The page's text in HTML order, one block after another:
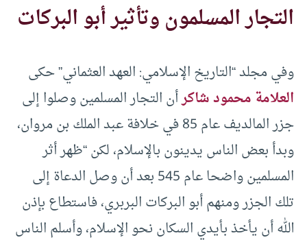
التجار المسلمون وتأثير أبو البركات
وفي مجلد “التاريخ الإسلامي: العهد العثماني” حكى
العلامة محمود شاكرأن التجار المسلمين وصلوا إلى
جزر المالديف عام 85 في خلافة عبد الملك بن مروان،
وبدأ بعض الناس يدينون بالإسلام، لكن “ظهر أثر
المسلمين واضحا عام 545 بعد أن وصل الدعاة إلى
تلك الجزر ومنهم أبو البركات البربري، فاستطاع بإذن
الله أن يأخذ بأيدي السكان نحو الإسلام، وأسلم الناس